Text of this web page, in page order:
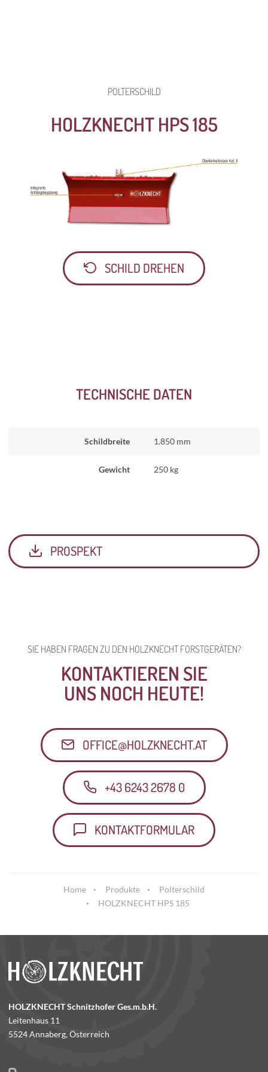
POLTERSCHILD
HOLZKNECHT HPS 185
SCHILD DREHEN
TECHNISCHE DATEN
Schildbreite 1.850 mm
Gewicht 250 kg
PROSPEKT
SIE HABEN FRAGEN ZU DEN HOLZKNECHT FORSTGERÄTEN?
KONTAKTIEREN SIE
UNS NOCH HEUTE!
OFFICE@HOLZKNECHT.AT
+43 6243 2678 0
KONTAKTFORMULAR
Home Produkte
Polterschild
HOLZKNECHT HPS 185
HOLZKNECHT Schnitzhofer Ges.m.b.H.
Leitenhaus 11
5524 Annaberg, Österreich